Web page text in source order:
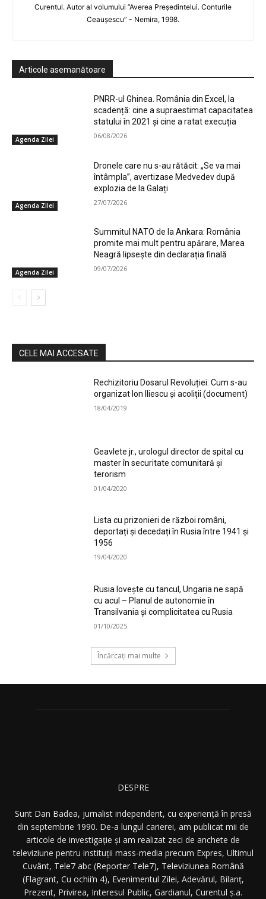
Curentul. Autor al volumului ”Averea Președintelui. Conturile
Ceaușescu” - Nemira, 1998.
Articole asemanătoare
Agenda Zilei
PNRR-ul Ghinea. România din Excel, la
scadență: cine a supraestimat capacitatea
statului în 2021 și cine a ratat execuția
06/08/2026
Agenda Zilei
Dronele care nu s-au rătăcit: „Se va mai
întâmpla”, avertizase Medvedev după
explozia de la Galați
27/07/2026
Agenda Zilei
Summitul NATO de la Ankara: România
promite mai mult pentru apărare, Marea
Neagră lipsește din declarația finală
09/07/2026
CELE MAI ACCESATE
Rechizitoriu Dosarul Revoluției: Cum s-au
organizat Ion Iliescu și acoliții (document)
18/04/2019
Geavlete jr., urologul director de spital cu
master în securitate comunitară și
terorism
01/04/2020
Lista cu prizonieri de război români,
deportați și decedați în Rusia între 1941 și
1956
19/04/2020
Rusia lovește cu tancul, Ungaria ne sapă
cu acul – Planul de autonomie în
Transilvania și complicitatea cu Rusia
01/10/2025
Încărcați mai multe
DESPRE
Sunt Dan Badea, jurnalist independent, cu experiență în presă
din septembrie 1990. De-a lungul carierei, am publicat mii de
articole de investigație și am realizat zeci de anchete de
televiziune pentru instituții mass-media precum Expres, Ultimul
Cuvânt, Tele7 abc (Reporter Tele7), Televiziunea Română
(Flagrant, Cu ochii’n 4), Evenimentul Zilei, Adevărul, Bilanț,
Prezent, Privirea, Interesul Public, Gardianul, Curentul ș.a.